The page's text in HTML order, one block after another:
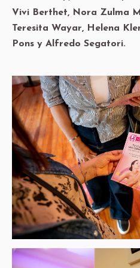
Vivi Berthet, Nora Zulma
Teresita Wayar, Helena
Pons y Alfredo Segatori.